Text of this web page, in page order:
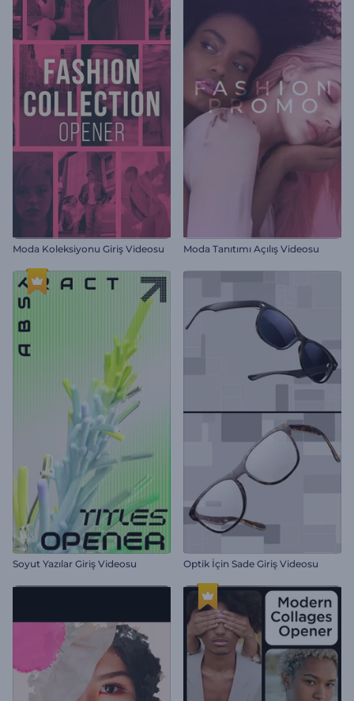
Moda Koleksiyonu Giriş Videosu Moda Tanıtımı Açılış Videosu
Soyut Yazılar Giriş Videosu Optik İçin Sade Giriş Videosu